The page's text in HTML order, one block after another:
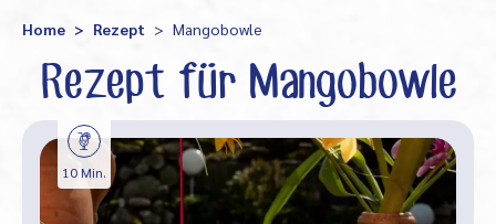
Home Rezept Mangobowle
Rezept für Mangobowle
10 Min.